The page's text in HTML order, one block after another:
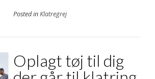
Posted inKlatregrej
Oplagt tøj til dig